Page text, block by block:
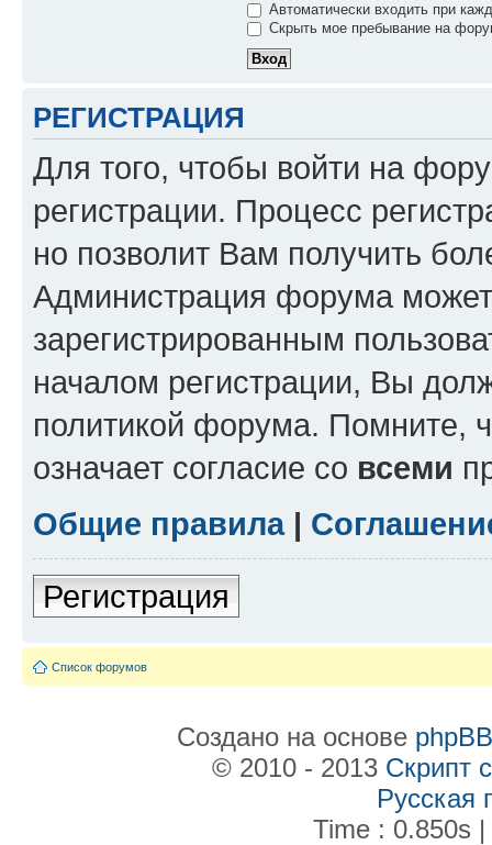
Автоматически входить при
Скрыть мое пребывание на
РЕГИСТРАЦИЯ
Для того, чтобы войти на
регистрации. Процесс
но позволит Вам получить
Администрация форума может
зарегистрированным
началом регистрации, Вы
политикой форума. Помните,
означает согласие со всеми
Общие правила|
Регистрация
Список форумов
Создано на основе phpBB
© 2010 - 2013 Скрипт
Русская
Time : 0.850s